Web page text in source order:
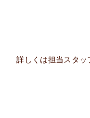
詳しくは担当スタッ